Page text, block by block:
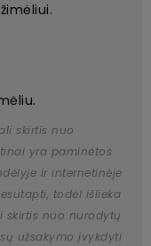
skirtis nuo
yra paminėtos
ir internetinėje
todėl išlieka
skirtis nuo nurodytų
užsakymo įvykdyti